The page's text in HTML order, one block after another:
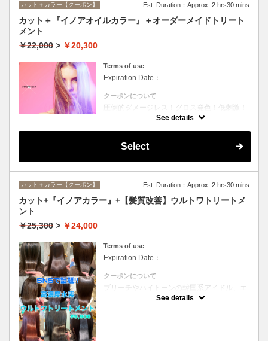
カット＋カラー【クーポン】 Est. Duration：Approx. 2 hrs30 mins
カット＋『イノアオイルカラー』＋オーダーメイドトリート
メント
￥22,000 > ￥20,300
Terms of use
Expiration Date：
クーポンについて
圧倒的ダメージレス！グロス発色！低刺激！
匂いも残らない！全く新しい処方のイノアオ
イルカラーのセットメニュー☆シャンプー、
ブロー込み。※リタッチカラーの場合は
See details
Select
カット＋カラー【クーポン】 Est. Duration：Approx. 2 hrs30 mins
カット+『イノアカラー』+【髪質改善】ウルトワトリートメ
ント
￥25,300 > ￥24,000
Terms of use
Expiration Date：
クーポンについて
ブリーチやハイトーンの韓国系アイドル、エ
イジング毛にお悩みの美魔女も夢中！全ての
世代、髪質、メニューに対応できる髪質改善
See details